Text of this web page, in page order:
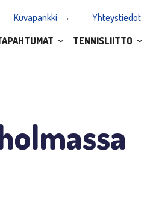
Kuvapankki Yhteystiedot
TENNISLIITTO